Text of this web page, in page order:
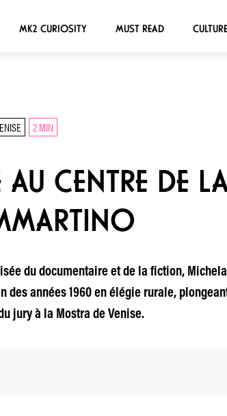
MK2 CURIOSITY MUST READ CULTURE
2 MIN
CENTRE DE
du documentaire et de la fiction,
années 1960 en élégie rurale,
jury à la Mostra de Venise.